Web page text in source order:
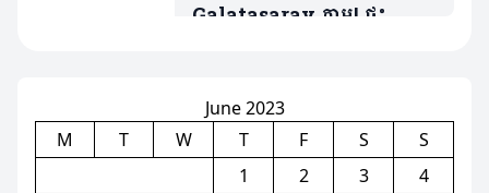
Galatasaray ភ្លាម! ផ្ទុះ
June 2023
M
T W T F S
S
1
2 3
4